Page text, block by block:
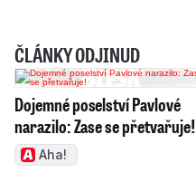
ČLÁNKY ODJINUD
Dojemné poselství Pavlové
narazilo: Zase se přetvařuje!
Aha!